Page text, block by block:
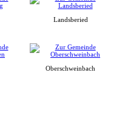
Landsberied
Oberschweinbach